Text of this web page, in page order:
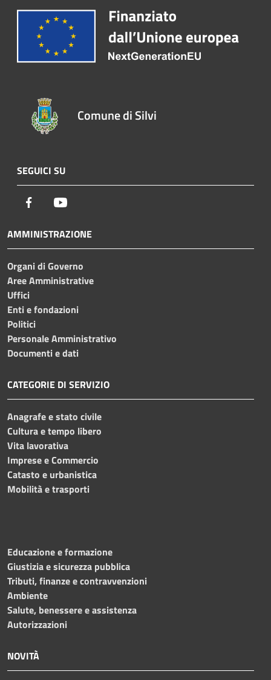
Comune di Silvi
SEGUICI SU
Facebook
AMMINISTRAZIONE
Organi di Governo
Aree Amministrative
Uffici
Enti e fondazioni
Politici
Personale Amministrativo
Documenti e dati
CATEGORIE DI SERVIZIO
Anagrafe e stato civile
Cultura e tempo libero
Vita lavorativa
Imprese e Commercio
Catasto e urbanistica
Mobilità e trasporti
Educazione e formazione
Giustizia e sicurezza pubblica
Tributi, finanze e contravvenzioni
Ambiente
Salute, benessere e assistenza
Autorizzazioni
NOVITÀ